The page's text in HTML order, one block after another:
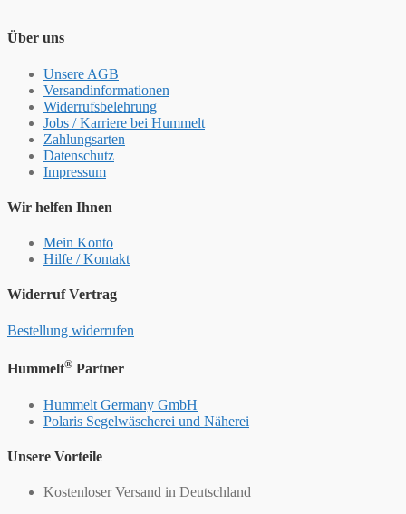
Über uns
Unsere AGB
Versandinformationen
Widerrufsbelehrung
Jobs / Karriere bei Hummelt
Zahlungsarten
Datenschutz
Impressum
Wir helfen Ihnen
Mein Konto
Hilfe / Kontakt
Widerruf Vertrag
Bestellung widerrufen
Hummelt® Partner
Hummelt Germany GmbH
Polaris Segelwäscherei und Näherei
Unsere Vorteile
Kostenloser Versand in Deutschland